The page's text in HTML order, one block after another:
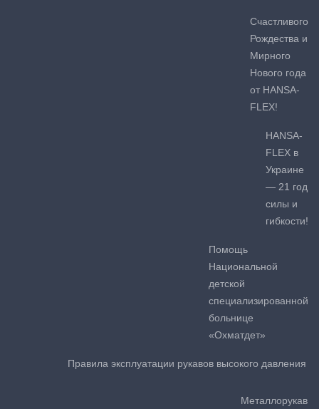
Счастливого
Рождества и
Мирного
Нового года
от HANSA-
FLEX!
HANSA-
FLEX в
Украине
— 21 год
силы и
гибкости!
Помощь
Национальной
детской
специализированной
больнице
«Охматдет»
Правила эксплуатации рукавов высокого давления
Металлорукав